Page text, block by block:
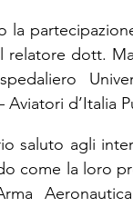
la
relatore dott.
Aviatori d’Italia
saluto agli
come la loro